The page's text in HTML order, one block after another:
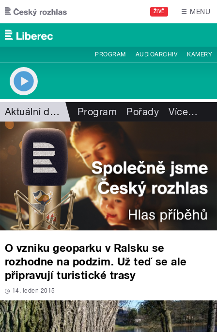
Přejít k hlavnímu obsahu
ŽIVĚ MENU
PROGRAM AUDIOARCHIV KAMERY
Aktuální dění Program Pořady Více…
O vzniku geoparku v Ralsku se
rozhodne na podzim. Už teď se ale
připravují turistické trasy
14. leden 2015